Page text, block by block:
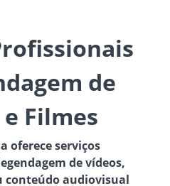
de
Filmes
oferece serviços
de vídeos,
conteúdo audiovisual